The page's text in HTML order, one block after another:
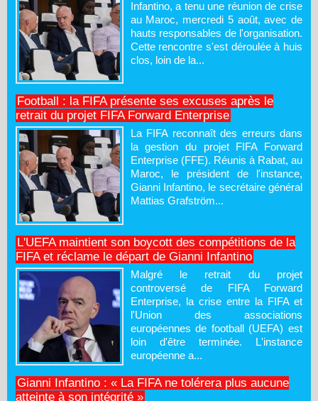
Infantino, a tenu une réunion de crise
au Maroc, mercredi 5 août, avec de
hauts responsables de l'organisation.
Cette rencontre s'est déroulée à huis
clos, loin de la...
Football : la FIFA présente ses excuses après le
retrait du projet FIFA Forward Enterprise
La FIFA reconnaît des erreurs dans
la gestion du projet FIFA Forward
Enterprise (FFE). Réunis à Rabat, au
Maroc, le président de l'instance,
Gianni Infantino, le secrétaire général
Mattias Grafström...
L'UEFA maintient son boycott des compétitions de la
FIFA et réclame le départ de Gianni Infantino
Malgré le retrait du projet
controversé de FIFA Forward
Enterprise, la crise entre la FIFA et
l'Union des associations
européennes de football (UEFA) est
loin d'être terminée. L'instance
européenne a...
Gianni Infantino : « La FIFA ne tolérera plus aucune
atteinte à son intégrité »